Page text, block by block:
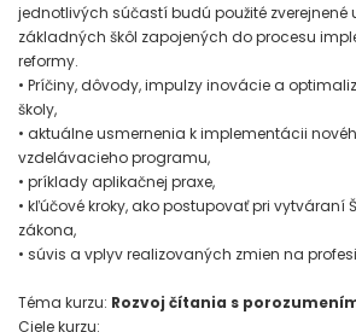
jednotlivých súčastí budú použité zverejnené
základných škôl zapojených do procesu
reformy.
• Príčiny, dôvody, impulzy inovácie a
školy,
• aktuálne usmernenia k implementácii
vzdelávacieho programu,
• príklady aplikačnej praxe,
• kľúčové kroky, ako postupovať pri vytváraní
zákona,
• súvis a vplyv realizovaných zmien na
Téma kurzu: Rozvoj čítania s porozumením
Ciele kurzu: